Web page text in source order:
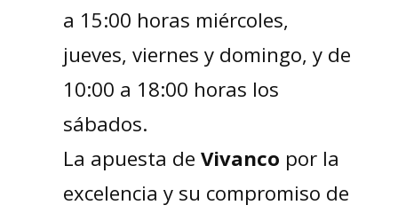
a 15:00 horas miércoles,
jueves, viernes y domingo, y de
10:00 a 18:00 horas los
sábados.
La apuesta de Vivanco por la
excelencia y su compromiso de